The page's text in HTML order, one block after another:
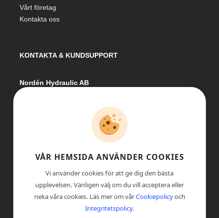
Vårt företag
Kontakta oss
KONTAKTA & KUNDSUPPORT
Nordén Hydraulic AB
info@nordenhydraulic.se
Org-nr: 556531-8424
VÅR HEMSIDA ANVÄNDER COOKIES
Vi använder cookies för att ge dig den bästa
upplevelsen. Vänligen välj om du vill acceptera eller
neka våra cookies. Läs mer om vårCookiepolicyoch
Integritetspolicy.